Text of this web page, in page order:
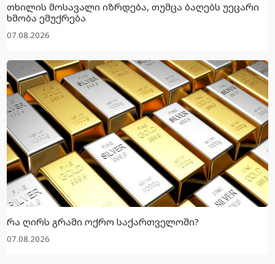
თხილის მოსავალი იზრდება, თუმცა ბაღებს უეცარი
ხმობა ემუქრება
07.08.2026
რა ღირს გრამი ოქრო საქართველოში?
07.08.2026